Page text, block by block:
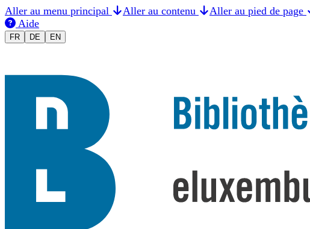
Aller au menu principal Aller au contenu
Aller au pied de page
Aide
FRChanger la langue en Français
DE Sprache auf Deutsch ändern
ENSwitch to English